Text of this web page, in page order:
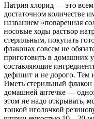
Натрия хлорид — это всем
достаточном количестве
названием «поваренная
носовые ходы раствор
стерильным, покупать
флаконах совсем не
приготовить в домашних
составляющие
дефицит и не дорого. Тем
Иметь стерильный флакон
домашней аптечке —
этом не надо открывать,
тонкой иголочкой